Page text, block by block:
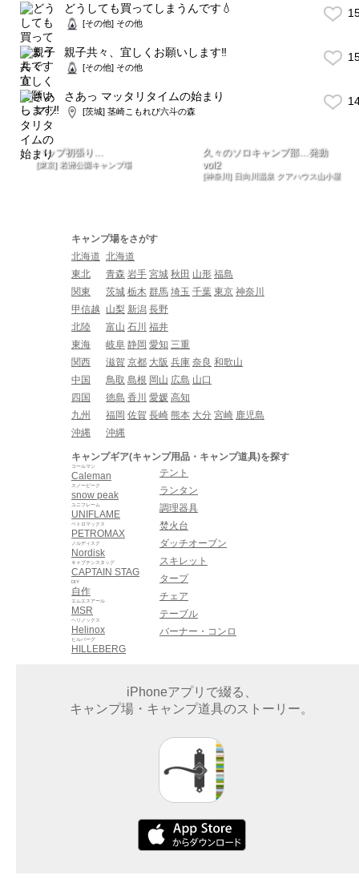
どうしても買ってしまうんです💧
[その他] その他
親子共々、宜しくお願いします‼️
[その他] その他
さあっ マッタリタイムの始まり
[茨城] 茎崎こもれび六斗の森
パップ初張り…
[東京] 若洲公園キャンプ場
久々のソロキャンプ部…発動
vol2
[神奈川] 日向川温泉 クアハウス山小屋
キャンプ場をさがす
北海道 北海道
東北
青森 岩手 宮城 秋田 山形 福島
関東
茨城 栃木 群馬 埼玉 千葉 東京 神奈川
甲信越
山梨 新潟 長野
北陸
富山 石川 福井
東海
岐阜 静岡 愛知 三重
関西
滋賀 京都 大阪 兵庫 奈良 和歌山
中国
鳥取 島根 岡山 広島 山口
四国
徳島 香川 愛媛 高知
九州
福岡 佐賀 長崎 熊本 大分 宮崎 鹿児島
沖縄
沖縄
キャンプギア(キャンプ用品・キャンプ道具)を探す
Caleman
コールマン
snow peak
スノーピーク
UNIFLAME
ユニフレーム
PETROMAX
ペトロマックス
Nordisk
ノルディスク
CAPTAIN STAG
キャプテンスタッグ
自作
DIY
MSR
エムエスアール
Helinox
ヘリノックス
HILLEBERG
ヒルバーグ
テント
ランタン
調理器具
焚火台
ダッチオーブン
スキレット
タープ
チェア
テーブル
バーナー・コンロ
iPhoneアプリで綴る、
キャンプ場・キャンプ道具のストーリー。